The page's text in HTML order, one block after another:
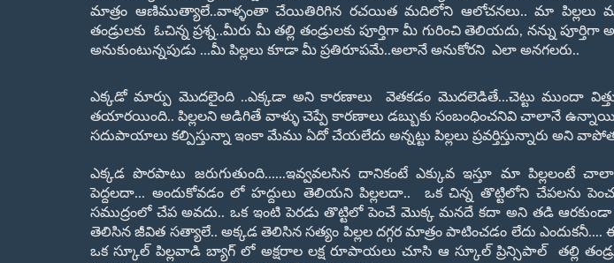
మాత్రం ఆణిముత్యాలే..వాళ్ళంతా చేయితిరిగిన రచయిత మదిలోని ఆలోచనలు.. మా పిల్లలు
తండ్రులకు ఓచిన్న ప్రశ్న..మీరు మీ తల్లి తండ్రులకు పూర్తిగా మీ గురించి తెలియదు, నన్ను పూర్తిగా
అనుకుంటున్నపుడు ...మీ పిల్లలు కూడా మీ ప్రతిరూపమే..అలానే అనుకోరని ఎలా అనగలరు..
ఎక్కడో మార్పు మొదలైంది ..ఎక్కడా అని కారణాలు వెతకడం మొదలెడితే...చెట్టు ముందా
తయారయింది.. పిల్లలని అడిగితే వాళ్ళు చెప్పే కారణాలు డబ్బుకు సంబంధించనివి చాలానే
సదుపాయాలు కల్పిస్తున్నా ఇంకా మేము ఏదో చేయలేదు అన్నట్టు పిల్లలు ప్రవర్తిస్తున్నారు అని
ఎక్కడ పొరపాటు జరుగుతుంది......ఇవ్వవలసిన దానికంటే ఎక్కువ ఇస్తూ మా పిల్లలంటే చాలా
పెద్దలదా... అందుకోవడం లో హద్దులు తెలియని పిల్లలదా.. ఒక చిన్నతొట్టిలోని చేపలను
సముద్రంలో చేప అవదు.. ఒక ఇంటి పెరడు తొట్టిలో పెంచే మొక్క మనదే కదా అని తడి ఆరకుండా
తెలిసిన జీవిత సత్యాలే.. అక్కడ తెలిసిన సత్యం పిల్లల దగ్గర మాత్రం పాటించడం లేదు ఎందుకనీ....
ఒక స్కూల్ పిల్లవాడి బ్యాగ్ లో అక్షరాల లక్ష రూపాయలు చూసి ఆ స్కూల్ ప్రిన్సిపాల్ తల్లి